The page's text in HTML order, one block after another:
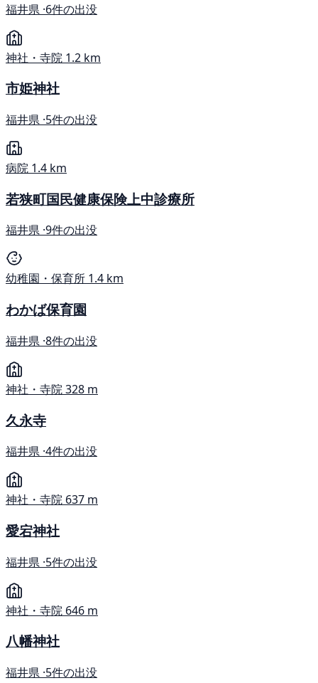
福井県 ·6件の出没
神社・寺院 1.2 km
市姫神社
福井県 ·5件の出没
病院 1.4 km
若狭町国民健康保険上中診療所
福井県 ·9件の出没
幼稚園・保育所 1.4 km
わかば保育園
福井県 ·8件の出没
神社・寺院328 m
久永寺
福井県 ·4件の出没
神社・寺院 637 m
愛宕神社
福井県 ·5件の出没
神社・寺院 646 m
八幡神社
福井県 ·5件の出没